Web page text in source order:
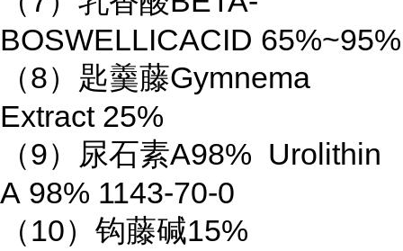
BOSWELLICACID 65%~95%
（8）匙羹藤Gymnema
Extract 25%
（9）尿石素A98% Urolithin
A 98% 1143-70-0
（10）钩藤碱15%